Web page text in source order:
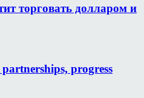
торговать долларом и
progress